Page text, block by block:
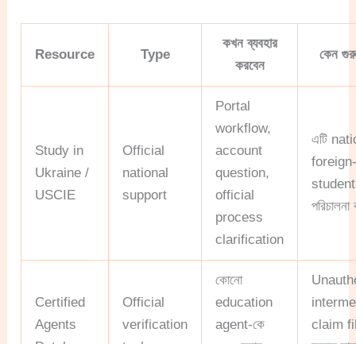
Resource Type
কখন ব্যবহার
করবেন
কেন
Study in
Ukraine /
USCIE
Official
national
support
Portal
workflow,
account
question,
official
process
clarification
এটি
পরিচালনা
Certified
Agents
Official
verification
কোনো
education
agent-কে
claim